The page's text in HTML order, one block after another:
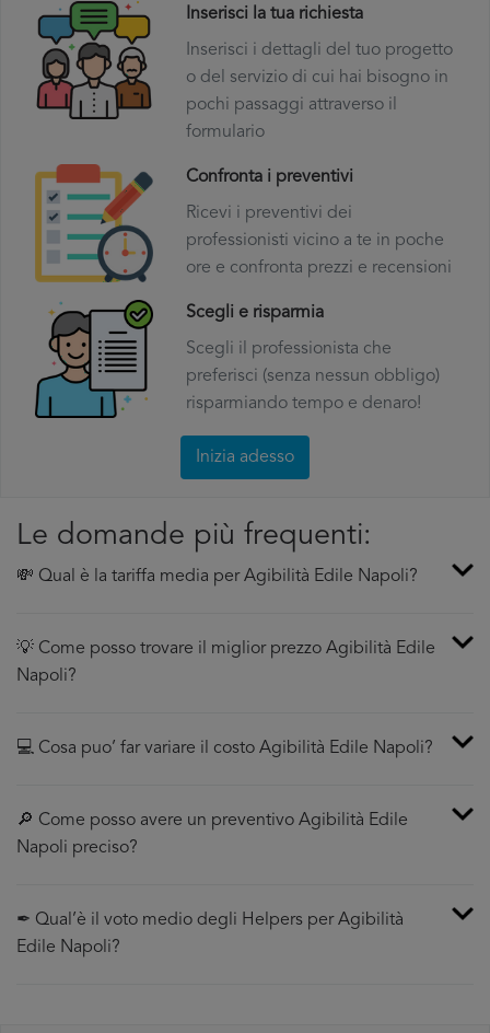
Inserisci la tua richiesta
Inserisci i dettagli del tuo progetto
o del servizio di cui hai bisogno in
pochi passaggi attraverso il
formulario
Confronta i preventivi
Ricevi i preventivi dei
professionisti vicino a te in poche
ore e confronta prezzi e recensioni
Scegli e risparmia
Scegli il professionista che
preferisci (senza nessun obbligo)
risparmiando tempo e denaro!
Inizia adesso
Le domande più frequenti:
💸 Qual è la tariffa media per Agibilità Edile Napoli?
💡 Come posso trovare il miglior prezzo Agibilità Edile
Napoli?
💻 Cosa puo’ far variare il costo Agibilità Edile Napoli?
🔎 Come posso avere un preventivo Agibilità Edile
Napoli preciso?
✒ Qual’è il voto medio degli Helpers per Agibilità
Edile Napoli?